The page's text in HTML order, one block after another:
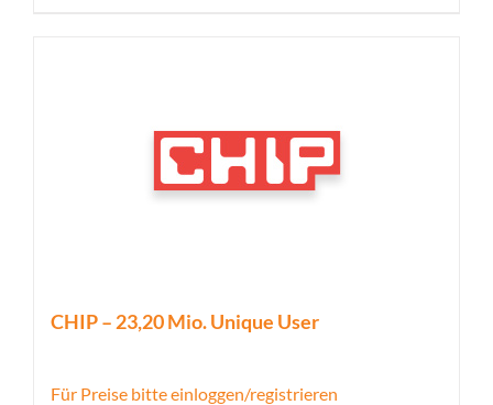
CHIP – 23,20 Mio. Unique User
Für Preise bitte einloggen/registrieren